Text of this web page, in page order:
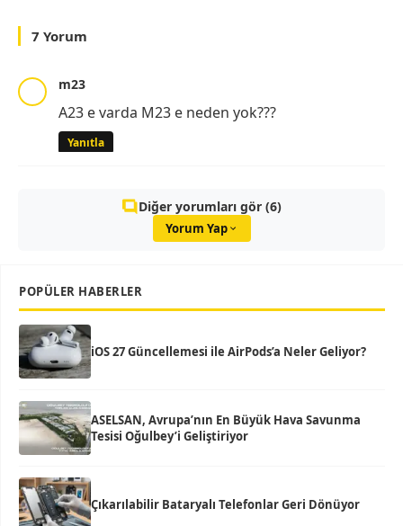
7 Yorum
m23
A23 e varda M23 e neden yok???
Yanıtla
Diğer yorumları gör (6)
Yorum Yap
POPÜLER HABERLER
iOS 27 Güncellemesi ile AirPods’a Neler Geliyor?
ASELSAN, Avrupa’nın En Büyük Hava Savunma
Tesisi Oğulbey’i Geliştiriyor
Çıkarılabilir Bataryalı Telefonlar Geri Dönüyor